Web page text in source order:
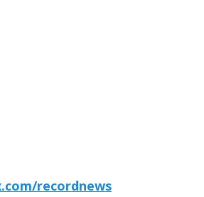
recordnews